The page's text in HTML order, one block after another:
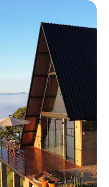
hóspedes